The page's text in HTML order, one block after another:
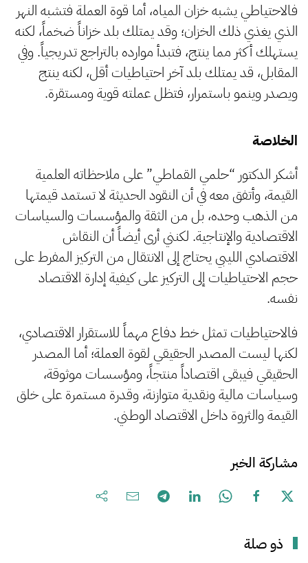
فالاحتياطي يشبه خزان المياه، أما قوة العملة فتشبه النهر
الذي يغذي ذلك الخزان؛ وقد يمتلك بلد خزاناً ضخماً، لكنه
يستهلك أكثر مما ينتج، فتبدأ موارده بالتراجع تدريجياً. وفي
المقابل، قد يمتلك بلد آخر احتياطيات أقل، لكنه ينتج
ويصدر وينمو باستمرار، فتظل عملته قوية ومستقرة.
الخلاصة
أشكر الدكتور “حلمي القماطي” على ملاحظاته العلمية
القيمة، وأتفق معه في أن النقود الحديثة لا تستمد قيمتها
من الذهب وحده، بل من الثقة والمؤسسات والسياسات
الاقتصادية والإنتاجية. لكنني أرى أيضاً أن النقاش
الاقتصادي الليبي يحتاج إلى الانتقال من التركيز المفرط على
حجم الاحتياطيات إلى التركيز على كيفية إدارة الاقتصاد
نفسه.
فالاحتياطيات تمثل خط دفاع مهماً للاستقرار الاقتصادي،
لكنها ليست المصدر الحقيقي لقوة العملة؛ أما المصدر
الحقيقي فيبقى اقتصاداً منتجاً، ومؤسسات موثوقة،
وسياسات مالية ونقدية متوازنة، وقدرة مستمرة على خلق
القيمة والثروة داخل الاقتصاد الوطني.
مشاركة الخبر
ذو صلة